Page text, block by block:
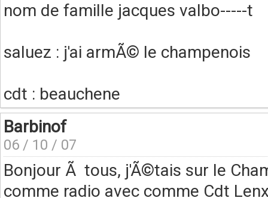
nom de famille jacques valbo-----t
saluez : j'ai armÃ© le champenois
cdt : beauchene
Barbinof
06 / 10 / 07
Bonjour Ã tous, j'Ã©tais sur le
comme radio avec comme Cdt